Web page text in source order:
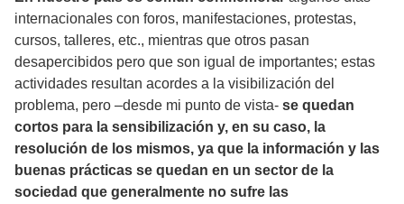
internacionales con foros, manifestaciones, protestas,
cursos, talleres, etc., mientras que otros pasan
desapercibidos pero que son igual de importantes; estas
actividades resultan acordes a la visibilización del
problema, pero –desde mi punto de vista- se quedan
cortos para la sensibilización y, en su caso, la
resolución de los mismos, ya que la información y las
buenas prácticas se quedan en un sector de la
sociedad que generalmente no sufre las